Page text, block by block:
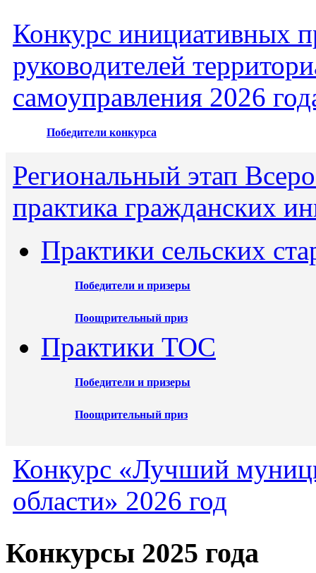
Конкурс инициативных
руководителей
самоуправления 2026
Победители конкурса
Региональный этап
практика гражданских
Практики сельских
Победители и призеры
Поощрительный приз
Практики ТОС
Победители и призеры
Поощрительный приз
Конкурс «Лучший
области» 2026 год
Конкурсы 2025 года